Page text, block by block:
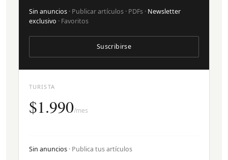
TURISTA
$1.990/mes
Sin anuncios · Publica tus artículos
Sin anuncios · Publicar artículos · PDFs · Newsletter
exclusivo · Favoritos
Suscribirse